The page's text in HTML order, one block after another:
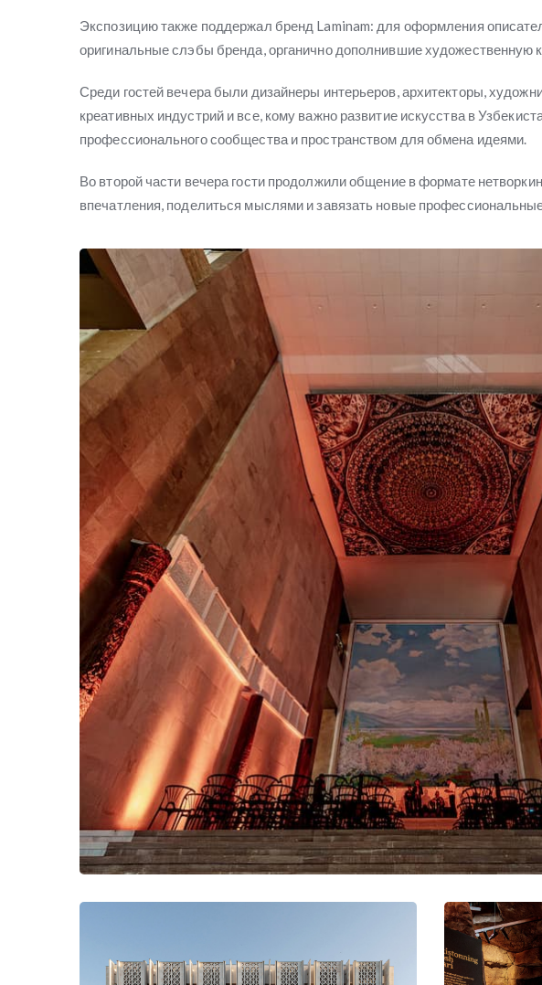
Экспозицию также поддержал бренд Laminam: для оформления
оригинальные слэбы бренда, органично дополнившие художественную
Среди гостей вечера были дизайнеры интерьеров, архитекторы,
креативных индустрий и все, кому важно развитие искусства в
профессионального сообщества и пространством для обмена идеями.
Во второй части вечера гости продолжили общение в формате
впечатления, поделиться мыслями и завязать новые